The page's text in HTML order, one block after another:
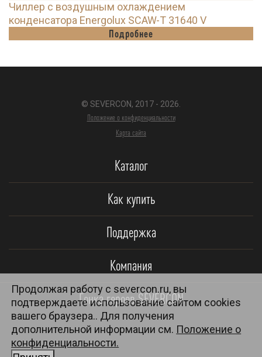
Чиллер с воздушным охлаждением
конденсатора Energolux SCAW-T 31640 V
Подробнее
© SEVERCON, 2017 - 2026.
Положение о конфиденциальности
Карта сайта
Каталог
Как купить
Поддержка
Компания
Гонка героев SEVERCON
Продолжая работу с severcon.ru, вы
подтверждаете использование сайтом cookies
вашего браузера.. Для получения
дополнительной информации см. Положение о
конфиденциальности.